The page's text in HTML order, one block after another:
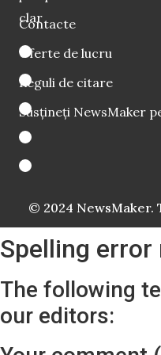
clar
Contacte
Oferte de lucru
Reguli de citare
Susțineți NewsMaker
© 2024 NewsMaker.
Spelling
The following
our editors: